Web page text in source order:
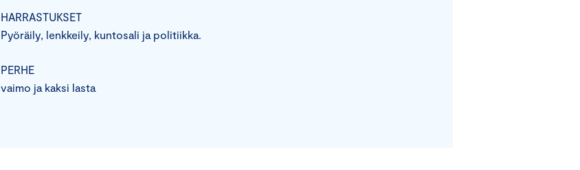
HARRASTUKSET
Pyöräily, lenkkeily, kuntosali ja politiikka.
PERHE
vaimo ja kaksi lasta